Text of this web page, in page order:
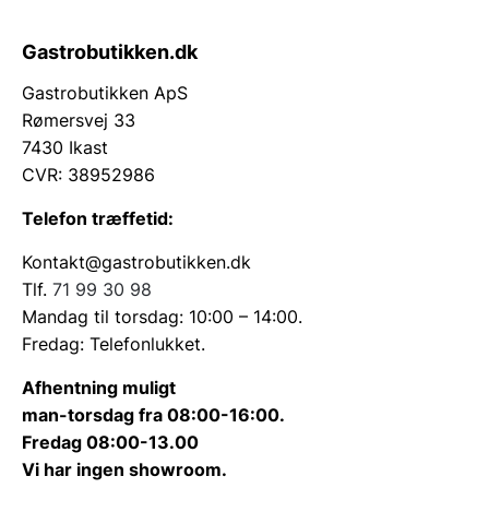
Gastrobutikken.dk
Gastrobutikken ApS
Rømersvej 33
7430 Ikast
CVR: 38952986
Telefon træffetid:
Kontakt@gastrobutikken.dk
Tlf. 71 99 30 98
Mandag til torsdag: 10:00 – 14:00.
Fredag: Telefonlukket.
Afhentning muligt
man-torsdag fra 08:00-16:00.
Fredag 08:00-13.00
Vi har ingen showroom.